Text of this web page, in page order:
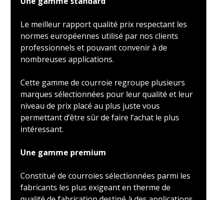
Le meilleur rapport qualité prix respectant les
normes européennes utilisé par nos clients
professionnels et pouvant convenir à de
nombreuses applications.
Cette gamme de courroie regroupe plusieurs
marques sélectionnées pour leur qualité et leur
niveau de prix placé au plus juste vous
permettant d’être sûr de faire l’achat le plus
intéressant.
Une gamme premium
Constitué de courroies sélectionnées parmi les
fabricants les plus exigeant en therme de